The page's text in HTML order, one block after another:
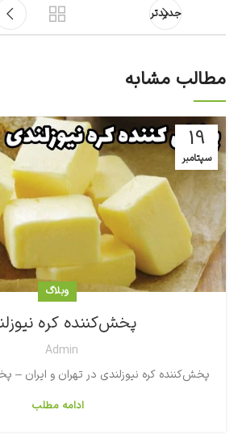
جدیدتر
مطالب مشابه
19
سپتامبر
وبلاگ
پخش‌کننده کره
Admin
پخش‌کننده کره نیوزلندی در تهران و ایران –
ادامه مطلب